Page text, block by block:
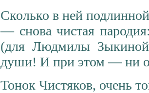
Сколько в ней
— снова чистая
(для Людмилы
души! И при этом — ни
Тонок Чистяков, очень